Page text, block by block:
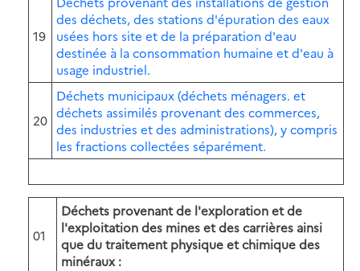
19
des déchets, des stations d'épuration des eaux
usées hors site et de la préparation d'eau
destinée à la consommation humaine et d'eau à
usage industriel.
20
Déchets municipaux (déchets ménagers. et
déchets assimilés provenant des commerces,
des industries et des administrations), y compris
les fractions collectées séparément.
01
Déchets provenant de l'exploration et de
l'exploitation des mines et des carrières ainsi
que du traitement physique et chimique des
minéraux :